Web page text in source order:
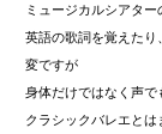
ミュージカルシアター
英語の歌詞を覚えたり
変ですが
身体だけではなく声で
クラシックバレエとは